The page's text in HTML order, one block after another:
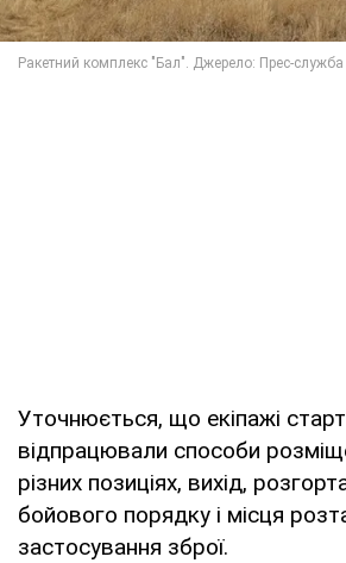
Уточнюється, що екіпажі
відпрацювали способи
різних позиціях, вихід,
бойового порядку і місця
застосування зброї.